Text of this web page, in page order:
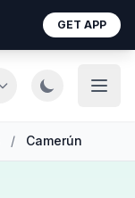
GET APP
/ Camerún